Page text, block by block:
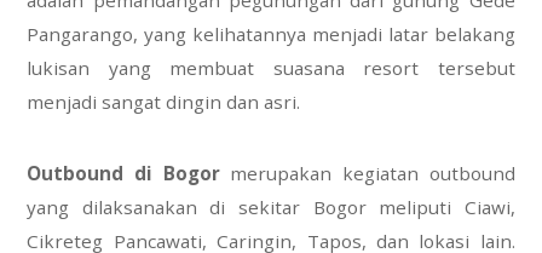
Pangarango, yang kelihatannya menjadi latar belakang
lukisan yang membuat suasana resort tersebut
menjadi sangat dingin dan asri.
Outbound di Bogormerupakan kegiatan outbound
yang dilaksanakan di sekitar Bogor meliputi Ciawi,
Cikreteg Pancawati, Caringin, Tapos, dan lokasi lain.